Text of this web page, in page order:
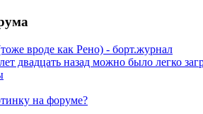
вроде как Рено) - борт.журнал
двадцать назад можно было легко
на форуме?